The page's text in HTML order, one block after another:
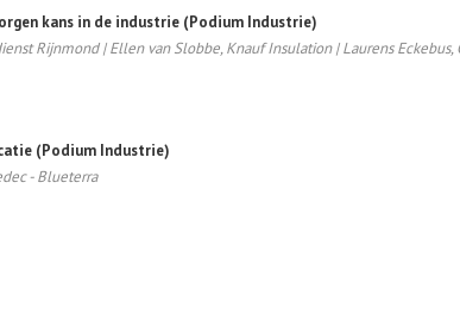
kans in de industrie (Podium Industrie)
Rijnmond |Ellen van Slobbe, Knauf Insulation | Laurens
(Podium Industrie)
- Blueterra